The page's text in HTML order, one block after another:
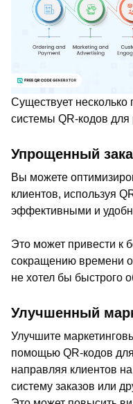
Существует
системы QR-кодов для
Упрощенный
Вы можете
клиентов, используя
эффективными и
Это может привести к
сокращению времени
не хотел бы быстрого
Улучшенный
Улучшите
помощью QR-кодов
направляя клиентов
систему заказов или